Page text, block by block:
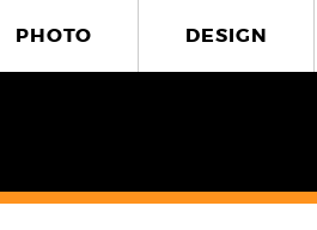
PHOTO DESIGN